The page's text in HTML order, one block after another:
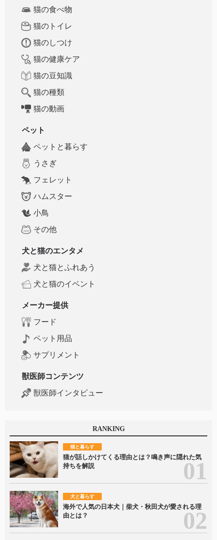
猫の食べ物
猫のトイレ
猫のしつけ
猫の健康ケア
猫の豆知識
猫の種類
猫の動画
ペット
ペットと暮らす
うさぎ
フェレット
ハムスター
小鳥
その他
犬と猫のエンタメ
犬と猫とふれあう
犬と猫のイベント
メーカー提供
フード
ペット用品
サプリメント
獣医師コンテンツ
獣医師インタビュー
RANKING
猫と暮らす
猫が話しかけてくる理由とは？鳴き声に隠れた気
持ちを解説
犬と暮らす
海外で人気の日本犬｜柴犬・秋田犬が愛される理
由とは？